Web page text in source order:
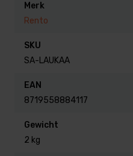
een champagne kleur
Rento linnen Pino
Rento saunamuts
Merk
Rento
SKU
SA-LAUKAA
EAN
8719558884117
Gewicht
2 kg